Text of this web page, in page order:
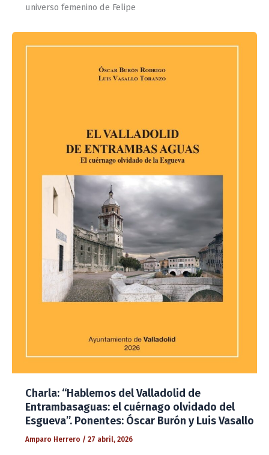
universo femenino de Felipe
Charla: “Hablemos del Valladolid de
Entrambasaguas: el cuérnago olvidado del
Esgueva”. Ponentes: Óscar Burón y Luis Vasallo
Amparo Herrero / 27 abril, 2026